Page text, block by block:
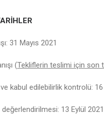
31 Mayıs 2021
(Tekliflerin teslimi için son
ve kabul edilebilirlik kontrolü:
değerlendirilmesi: 13 Eylül 2021